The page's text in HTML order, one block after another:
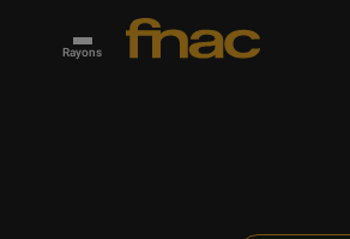
Rayons